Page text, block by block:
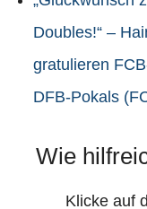
Doubles!“ –
gratulieren
DFB-Pokals
Wie
Klicke auf